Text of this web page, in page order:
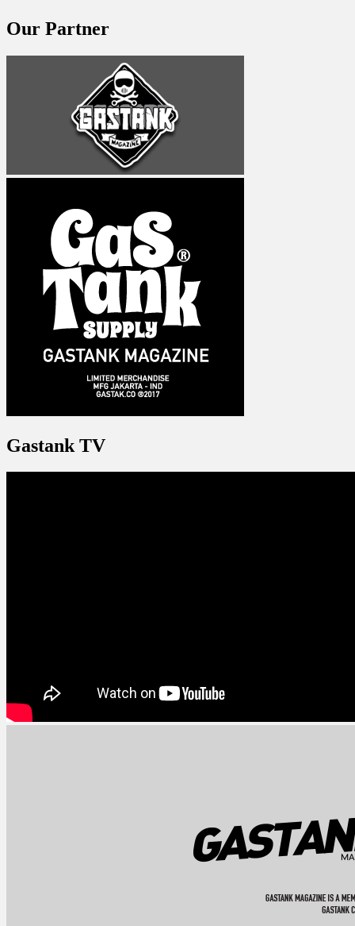
Our Partner
Gastank TV